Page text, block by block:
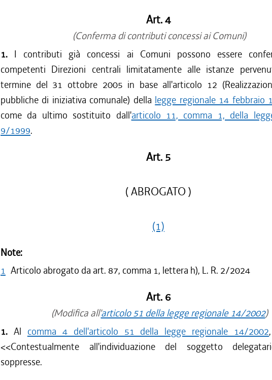
Art. 4
(Conferma di contributi concessi ai Comuni)
1. I contributi già concessi ai Comuni possono essere
competenti Direzioni centrali limitatamente alle istanze
termine del 31 ottobre 2005 in base all'articolo 12
pubbliche di iniziativa comunale) della legge regionale 14 febbraio
come da ultimo sostituito dall'articolo 11, comma 1, della
9/1999.
Art. 5
( ABROGATO )
(1)
Note:
1 Articolo abrogato da art. 87, comma 1, lettera h), L. R. 2/2024
Art. 6
(Modifica all'articolo 51 della legge regionale 14/2002)
1. Al comma 4 dell'articolo 51 della legge regionale 14/2002
<<Contestualmente all'individuazione del soggetto
soppresse.